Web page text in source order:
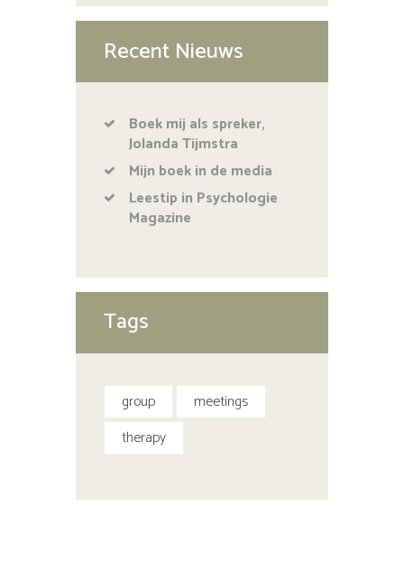
Recent Nieuws
Boek mij als spreker,
Jolanda Tijmstra
Mijn boek in de media
Leestip in Psychologie
Magazine
Tags
group
meetings
therapy